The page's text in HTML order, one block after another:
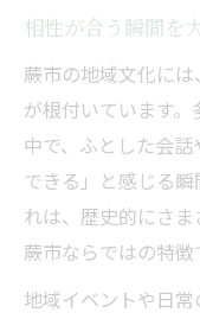
相性が合う瞬間を
蕨市の地域文化に
が根付いています
中で、ふとした会
できる」と感じる
れは、歴史的にさ
蕨市ならではの特徴
地域イベントや日